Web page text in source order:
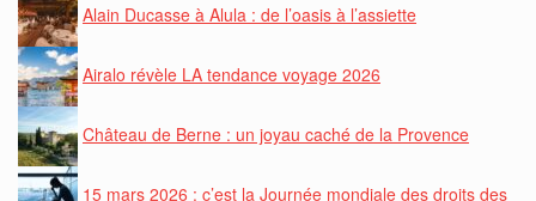
Alain Ducasse à Alula : de l’oasis à l’assiette
Airalo révèle LA tendance voyage 2026
Château de Berne : un joyau caché de la Provence
15 mars 2026 : c’est la Journée mondiale des droits des